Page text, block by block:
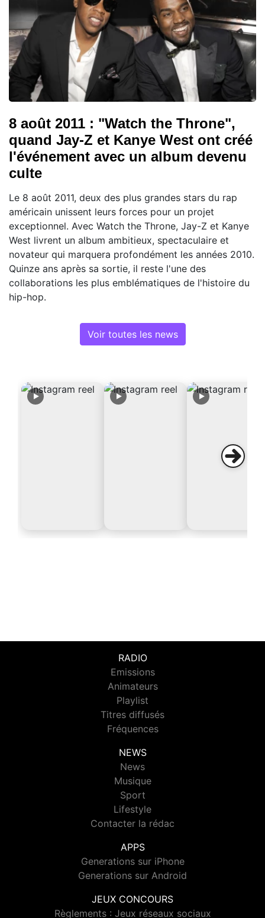
8 août 2011 : "Watch the Throne",
quand Jay-Z et Kanye West ont créé
l'événement avec un album devenu
culte
Le 8 août 2011, deux des plus grandes stars du rap
américain unissent leurs forces pour un projet
exceptionnel. Avec Watch the Throne, Jay-Z et Kanye
West livrent un album ambitieux, spectaculaire et
novateur qui marquera profondément les années 2010.
Quinze ans après sa sortie, il reste l'une des
collaborations les plus emblématiques de l'histoire du
hip-hop.
Voir toutes les news
RADIO
Emissions
Animateurs
Playlist
Titres diffusés
Fréquences
NEWS
News
Musique
Sport
Lifestyle
Contacter la rédac
APPS
Generations sur iPhone
Generations sur Android
JEUX CONCOURS
Règlements : Jeux réseaux sociaux